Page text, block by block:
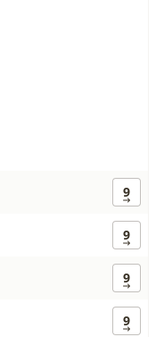
9
9
9
9